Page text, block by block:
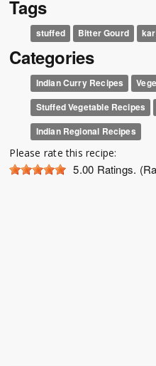
Tags
stuffed Bitter Gourd
Categories
Indian Curry Recipes
Stuffed Vegetable Recipes
Indian Regional Recipes
Please rate this recipe:
5.00 Ratings.